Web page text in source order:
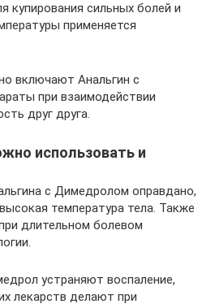
сильных болей и
применяется
включают Анальгин с
при взаимодействии
друг друга.
использовать и
с Димедролом оправдано,
температура тела. Также
длительном болевом
устраняют воспаление,
лекарств делают при